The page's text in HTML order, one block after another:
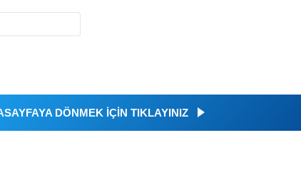
DÖNMEK İÇİN TIKLAYINIZ